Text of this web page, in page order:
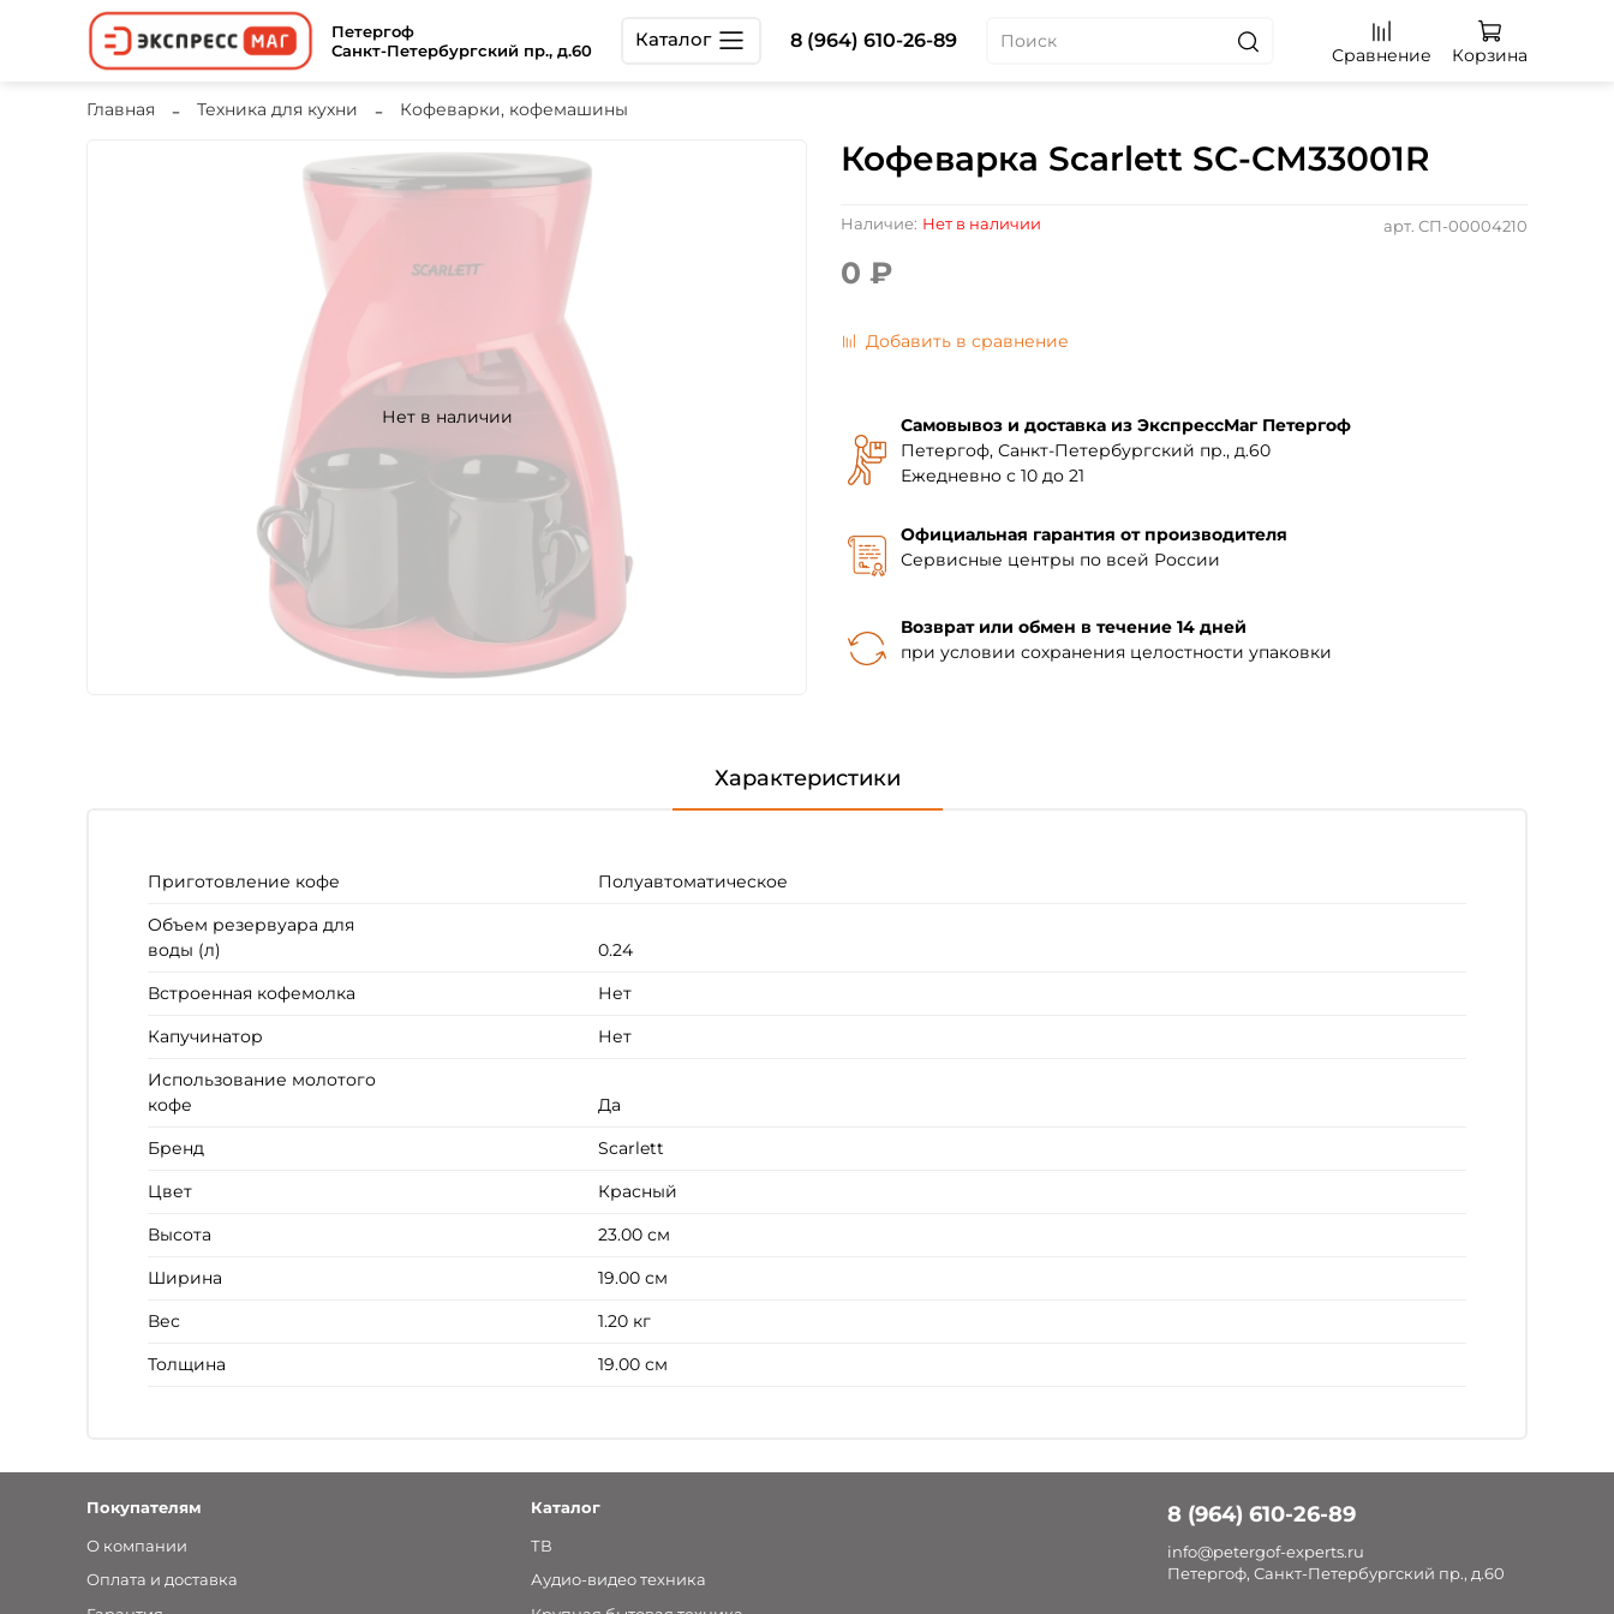
Петергоф
Санкт-Петербургский пр., д.60
Каталог 8 (964) 610-26-89
Сравнение Корзина
Главная Техника для кухни Кофеварки, кофемашины
Нет в наличии
арт. СП-00004210
Наличие: Нет в наличии
Кофеварка Scarlett SC-CM33001R
0 ₽
Добавить в сравнение
Самовывоз и доставка из ЭкспрессМаг Петергоф
Петергоф, Санкт-Петербургский пр., д.60
Ежедневно с 10 до 21
Официальная гарантия от производителя
Сервисные центры по всей России
Возврат или обмен в течение 14 дней
при условии сохранения целостности упаковки
Характеристики
Приготовление кофе
Полуавтоматическое
Объем резервуара для
воды (л)
0.24
Встроенная кофемолка
Нет
Капучинатор
Нет
Использование молотого
кофе
Да
Бренд
Scarlett
Цвет
Красный
Высота
23.00 см
Ширина
19.00 см
Вес
1.20 кг
Толщина
19.00 см
Покупателям
О компании
Оплата и доставка
Каталог
ТВ
Аудио-видео техника
8 (964) 610-26-89
info@petergof-experts.ru
Петергоф, Санкт-Петербургский пр., д.60